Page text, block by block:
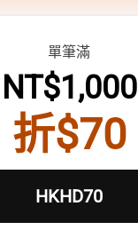
單筆滿
NT$1,000
折$70
HKHD70